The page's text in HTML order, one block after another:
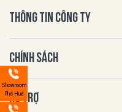
Showroom
Phố Huế
THÔNG TIN CÔNG TY
CHÍNH SÁCH
HỖ TRỢ